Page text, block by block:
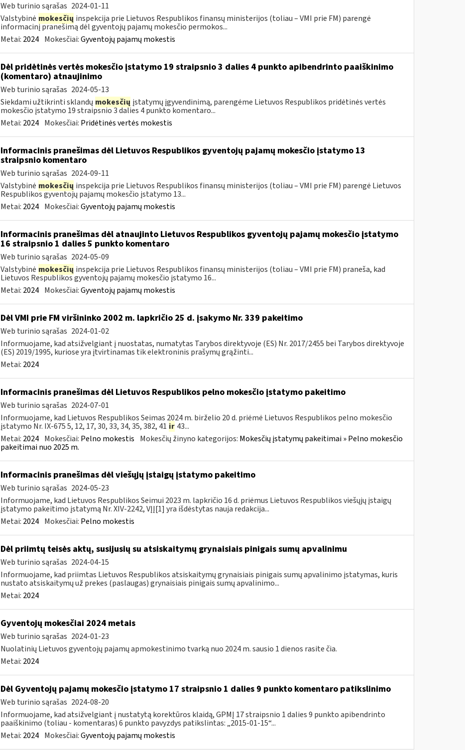
Web turinio sąrašas 2024-01-11
Valstybinė mokesčių inspekcija prie Lietuvos Respublikos finansų ministerijos (toliau – VMI prie FM) parengė
informacinį pranešimą dėl gyventojų pajamų mokesčio permokos...
Metai: 2024 Mokesčiai:Gyventojų pajamų mokestis
Dėl pridėtinės vertės mokesčio įstatymo 19 straipsnio 3 dalies 4 punkto apibendrinto paaiškinimo
(komentaro) atnaujinimo
Web turinio sąrašas 2024-05-13
Siekdami užtikrinti sklandų mokesčių įstatymų įgyvendinimą, parengėme Lietuvos Respublikos pridėtinės vertės
mokesčio įstatymo 19 straipsnio 3 dalies 4 punkto komentaro...
Metai: 2024 Mokesčiai: Pridėtinės vertės mokestis
Informacinis pranešimas dėl Lietuvos Respublikos gyventojų pajamų mokesčio įstatymo 13
straipsnio komentaro
Web turinio sąrašas 2024-09-11
Valstybinė mokesčių inspekcija prie Lietuvos Respublikos finansų ministerijos (toliau – VMI prie FM) parengė Lietuvos
Respublikos gyventojų pajamų mokesčio įstatymo 13...
Metai: 2024 Mokesčiai:Gyventojų pajamų mokestis
Informacinis pranešimas dėl atnaujinto Lietuvos Respublikos gyventojų pajamų mokesčio įstatymo
16 straipsnio 1 dalies 5 punkto komentaro
Web turinio sąrašas 2024-05-09
Valstybinė mokesčių inspekcija prie Lietuvos Respublikos finansų ministerijos (toliau – VMI prie FM) praneša, kad
Lietuvos Respublikos gyventojų pajamų mokesčio įstatymo 16...
Metai: 2024 Mokesčiai:Gyventojų pajamų mokestis
Dėl VMI prie FM viršininko 2002 m. lapkričio 25 d. įsakymo Nr. 339 pakeitimo
Web turinio sąrašas 2024-01-02
Informuojame, kad atsižvelgiant į nuostatas, numatytas Tarybos direktyvoje (ES) Nr. 2017/2455 bei Tarybos direktyvoje
(ES) 2019/1995, kuriose yra įtvirtinamas tik elektroninis prašymų grąžinti...
Metai: 2024
Informacinis pranešimas dėl Lietuvos Respublikos pelno mokesčio įstatymo pakeitimo
Web turinio sąrašas 2024-07-01
Informuojame, kad Lietuvos Respublikos Seimas 2024 m. birželio 20 d. priėmė Lietuvos Respublikos pelno mokesčio
įstatymo Nr. IX-675 5, 12, 17, 30, 33, 34, 35, 382, 41 ir 43...
Metai: 2024 Mokesčiai: Pelno mokestis Mokesčių žinyno kategorijos: Mokesčių įstatymų pakeitimai » Pelno mokesčio
pakeitimai nuo 2025 m.
Informacinis pranešimas dėl viešųjų įstaigų įstatymo pakeitimo
Web turinio sąrašas 2024-05-23
Informuojame, kad Lietuvos Respublikos Seimui 2023 m. lapkričio 16 d. priėmus Lietuvos Respublikos viešųjų įstaigų
įstatymo pakeitimo įstatymą Nr. XIV-2242, VĮĮ[1] yra išdėstytas nauja redakcija...
Metai: 2024 Mokesčiai: Pelno mokestis
Dėl priimtų teisės aktų, susijusių su atsiskaitymų grynaisiais pinigais sumų apvalinimu
Web turinio sąrašas 2024-04-15
Informuojame, kad priimtas Lietuvos Respublikos atsiskaitymų grynaisiais pinigais sumų apvalinimo įstatymas, kuris
nustato atsiskaitymų už prekes (paslaugas) grynaisiais pinigais sumų apvalinimo...
Metai: 2024
Gyventojų mokesčiai 2024 metais
Web turinio sąrašas 2024-01-23
Nuolatinių Lietuvos gyventojų pajamų apmokestinimo tvarką nuo 2024 m. sausio 1 dienos rasite čia.
Metai: 2024
Dėl Gyventojų pajamų mokesčio įstatymo 17 straipsnio 1 dalies 9 punkto komentaro patikslinimo
Web turinio sąrašas 2024-08-20
Informuojame, kad atsižvelgiant į nustatytą korektūros klaidą, GPMĮ 17 straipsnio 1 dalies 9 punkto apibendrinto
paaiškinimo (toliau - komentaras) 6 punkto pavyzdys patikslintas: „2015-01-15“...
Metai: 2024 Mokesčiai:Gyventojų pajamų mokestis